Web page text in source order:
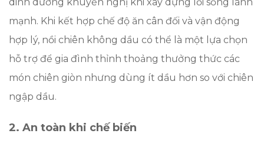
mạnh. Khi kết hợp chế độ ăn cân đối và vận động
hợp lý, nồi chiên không dầu có thể là một lựa chọn
hỗ trợ để gia đình thỉnh thoảng thưởng thức các
món chiên giòn nhưng dùng ít dầu hơn so với chiên
ngập dầu.
2. An toàn khi chế biến